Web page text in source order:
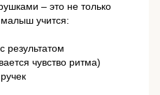
– это не только
учится:
результатом
чувство ритма)